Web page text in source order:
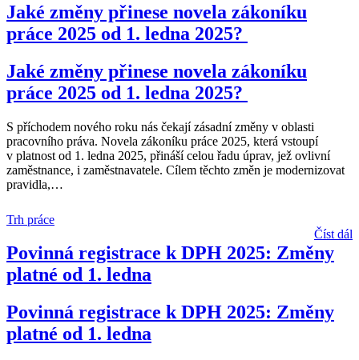
Jaké změny přinese novela zákoníku
práce 2025 od 1. ledna 2025?
Jaké změny přinese novela zákoníku
práce 2025 od 1. ledna 2025?
S příchodem nového roku nás čekají zásadní změny v oblasti
pracovního práva. Novela zákoníku práce 2025, která vstoupí
v platnost od 1. ledna 2025, přináší celou řadu úprav, jež ovlivní
zaměstnance, i zaměstnavatele. Cílem těchto změn je modernizovat
pravidla,…
Trh práce
Číst dál
Povinná registrace k DPH 2025: Změny
platné od 1. ledna
Povinná registrace k DPH 2025: Změny
platné od 1. ledna